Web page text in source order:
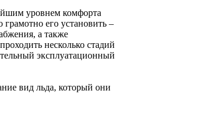
уровнем комфорта
его установить –
а также
несколько стадий
эксплуатационный
вид льда, который они